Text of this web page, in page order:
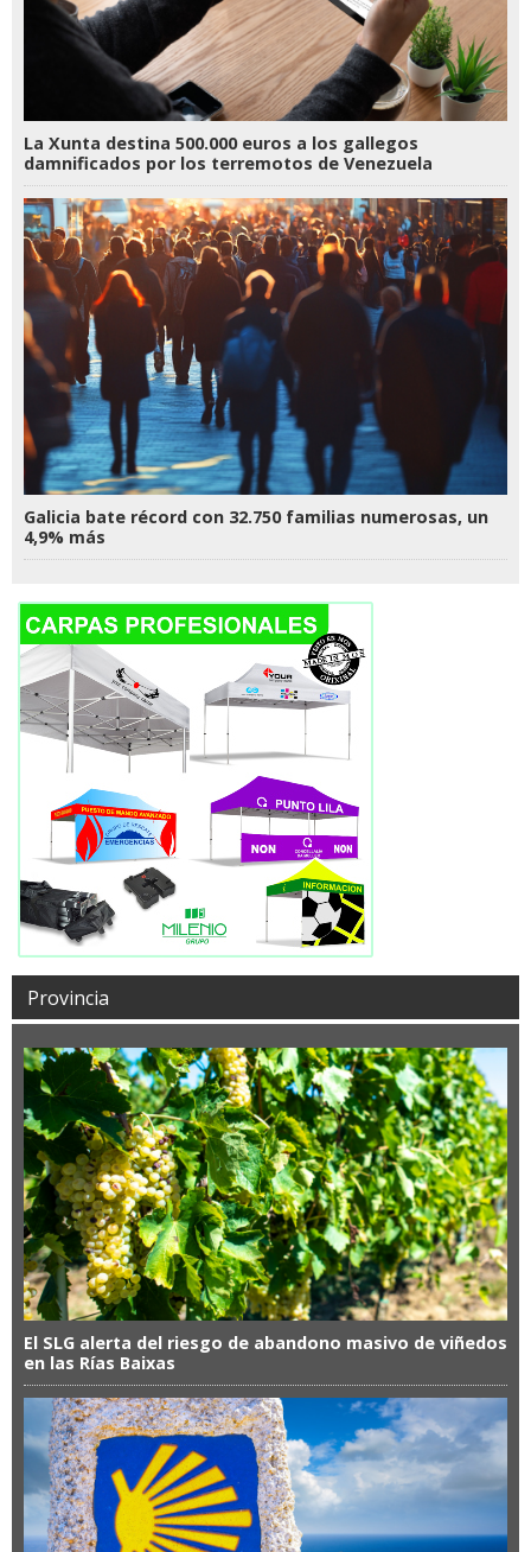
La Xunta destina 500.000 euros a los gallegos
damnificados por los terremotos de Venezuela
Galicia bate récord con 32.750 familias numerosas, un
4,9% más
Provincia
El SLG alerta del riesgo de abandono masivo de viñedos
en las Rías Baixas